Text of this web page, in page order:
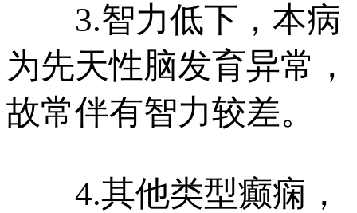
3.智力低下，本病
为先天性脑发育异常，
故常伴有智力较差。
4.其他类型癫痫，